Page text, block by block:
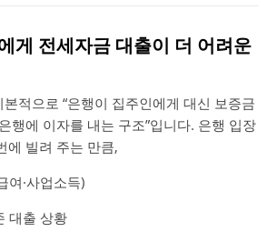
게 전세자금 대출이 더 어려운
적으로 “은행이 집주인에게 대신 보증금
행에 이자를 내는 구조”입니다. 은행 입장
에 빌려 주는 만큼,
여·사업소득)
대출 상황